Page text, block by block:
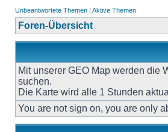
Unbeantwortete Themen | Aktive Themen
Foren-Übersicht
Mit unserer GEO Map werden die
suchen.
Die Karte wird alle 1 Stunden
You are not sign on, you are only